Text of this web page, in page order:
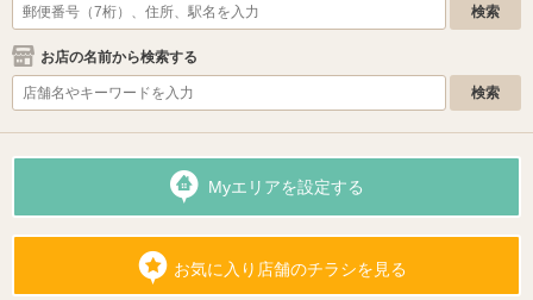
お店の名前から検索する
Myエリアを設定する
お気に入り店舗のチラシを見る